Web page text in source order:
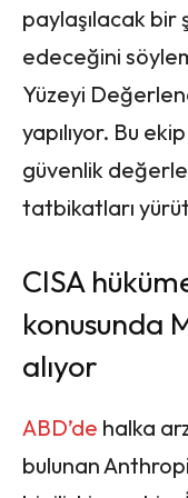
paylaşılacak bir
edeceğini
Yüzeyi
yapılıyor. Bu
güvenlik
tatbikatları
CISA
konusunda
alıyor
ABD’de halka
bulunan